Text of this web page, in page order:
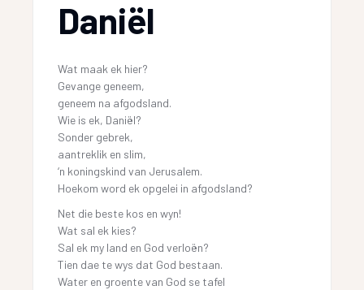
Daniël
Wat maak ek hier?
Gevange geneem,
geneem na afgodsland.
Wie is ek, Daniël?
Sonder gebrek,
aantreklik en slim,
‘n koningskind van Jerusalem.
Hoekom word ek opgelei in afgodsland?
Net die beste kos en wyn!
Wat sal ek kies?
Sal ek my land en God verloën?
Tien dae te wys dat God bestaan.
Water en groente van God se tafel